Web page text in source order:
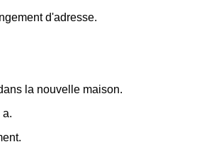
d'adresse.
la nouvelle maison.
a.